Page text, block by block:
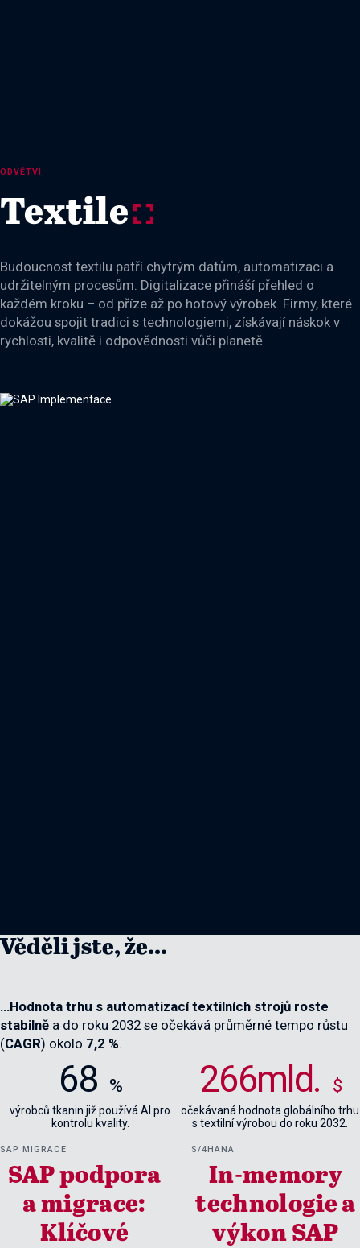
ODVĚTVÍ
Textiley
Budoucnost textilu patří chytrým datům, automatizaci a
udržitelným procesům. Digitalizace přináší přehled o
každém kroku – od příze až po hotový výrobek. Firmy, které
dokážou spojit tradici s technologiemi, získávají náskok v
rychlosti, kvalitě i odpovědnosti vůči planetě.
Věděli jste, že...
…Hodnota trhu s automatizací textilních strojů roste
stabilně a do roku 2032 se očekává průměrné tempo růstu
(CAGR) okolo 7,2 %.
68 %
výrobců tkanin již používá AI pro
kontrolu kvality.
266mld. $
očekávaná hodnota globálního trhu
s textilní výrobou do roku 2032.
SAP MIGRACE
SAP podpora
a migrace:
Klíčové
S/4HANA
In-memory
technologie a
výkon SAP